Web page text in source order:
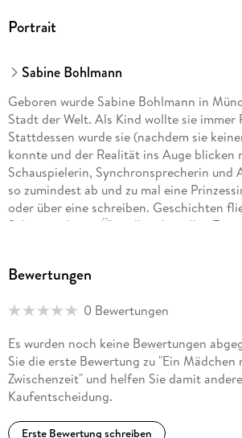
Portrait
Sabine Bohlmann
Geboren wurde Sabine Bohlmann in
Stadt der Welt. Als Kind wollte sie immer
Stattdessen wurde sie (nachdem sie
konnte und der Realität ins Auge blicken
Schauspielerin, Synchronsprecherin und
so zumindest ab und zu mal eine
oder über eine schreiben. Geschichten
Schmetterlinge. Überall und zu allen
Und sie ist sehr glücklich, endlich alles
Computerdokument. Und das Erste, was
hinein und genießt diesen wunderbaren
After training to be an actress, Sabine
various films and series on television. She
dubbing artist and has lent her voice to
Bewertungen
0 Bewertungen
Es wurden noch keine Bewertungen
Sie die erste Bewertung zu "Ein Mädchen
Zwischenzeit" und helfen Sie damit
Kaufentscheidung.
Erste Bewertung schreiben